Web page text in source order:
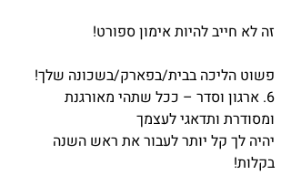
זה לא חייב להיות אימון ספורט!
פשוט הליכה בבית/בפארק/בשכונה שלך!
6. ארגון וסדר – ככל שתהי מאורגנת
ומסודרת ותדאגי לעצמך
יהיה לך קל יותר לעבור את ראש השנה
בקלות!